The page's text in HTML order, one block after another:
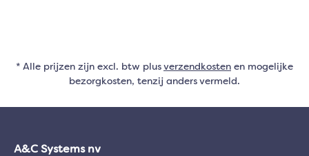
* Alle prijzen zijn excl. btw plus verzendkosten en mogelijke
bezorgkosten, tenzij anders vermeld.
A&C Systems nv